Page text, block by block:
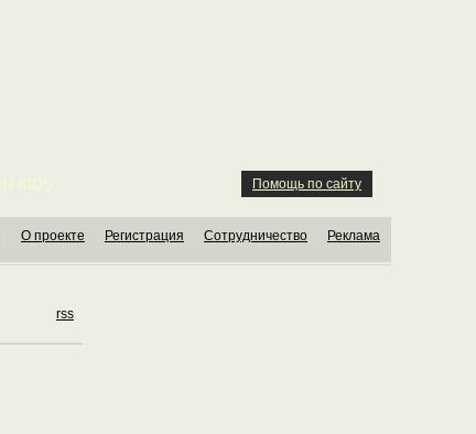
Помощь по сайту
О проекте Регистрация Сотрудничество Реклама
rss